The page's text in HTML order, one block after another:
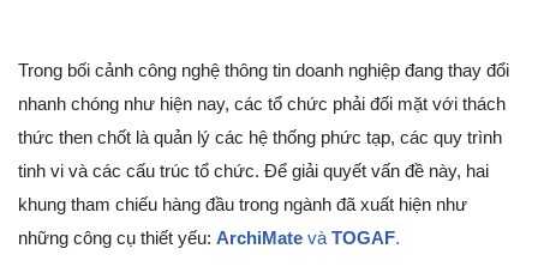
Trong bối cảnh công nghệ thông tin doanh nghiệp đang thay đổi
nhanh chóng như hiện nay, các tổ chức phải đối mặt với thách
thức then chốt là quản lý các hệ thống phức tạp, các quy trình
tinh vi và các cấu trúc tổ chức. Để giải quyết vấn đề này, hai
khung tham chiếu hàng đầu trong ngành đã xuất hiện như
những công cụ thiết yếu: ArchiMate và TOGAF.